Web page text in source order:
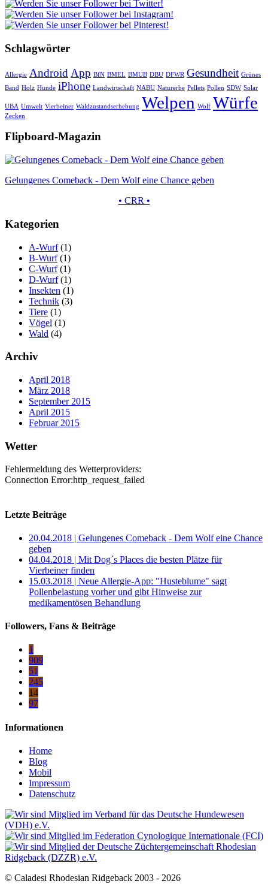
Schlagwörter
Allergie Android App BfN BMEL BMUB DBU DFWR Gesundheit Grünes
Band Holz Hunde iPhone Landwirtschaft NABU Naturerbe Pellets Pollen SDW Solar
UBA Umwelt Vierbeiner Waldzustandserhebung Welpen Wolf Würfe
Zecken
Flipboard-Magazin
Gelungenes Comeback - Dem Wolf eine Chance geben
• CRR •
Kategorien
A-Wurf(1)
B-Wurf(1)
C-Wurf(1)
D-Wurf(1)
Insekten (1)
Technik (3)
Tiere (1)
Vögel (1)
Wald (4)
Archiv
April 2018
März 2018
September 2015
April 2015
Februar 2015
Wetter
Fehlermeldung des Wetterproviders:
Connection Error:http_request_failed
Letzte Beiträge
20.04.2018 | Gelungenes Comeback - Dem Wolf eine Chance
geben
04.04.2018 | Mit Dog´s Places die besten Plätze für
Vierbeiner finden
15.03.2018 | Neue Allergie-App: "Husteblume" sagt
Pollenbelastung vorher und gibt Hinweise zur
medikamentösen Behandlung
Followers, Fans & Beiträge
1
909
51
245
14
97
Informationen
Home
Blog
Mobil
Impressum
Datenschutz
© Caladesi Rhodesian Ridgeback 2003 - 2026